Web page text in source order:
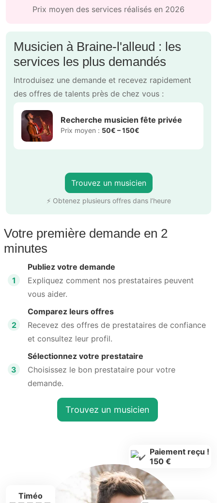
Prix moyen des services réalisés en 2026
Musicien à Braine-l'alleud : les
services les plus demandés
Introduisez une demande et recevez rapidement
des offres de talents près de chez vous :
Recherche musicien fête privée
Prix moyen : 50€ – 150€
Trouvez un musicien
⚡ Obtenez plusieurs offres dans l’heure
Votre première demande en 2
minutes
1
Publiez votre demande
Expliquez comment nos prestataires peuvent
vous aider.
2
Comparez leurs offres
Recevez des offres de prestataires de confiance
et consultez leur profil.
3
Sélectionnez votre prestataire
Choisissez le bon prestataire pour votre
demande.
Trouvez un musicien
Timéo
Paiement reçu !
150 €